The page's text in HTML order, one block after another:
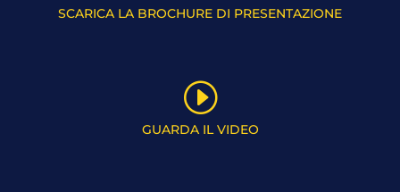
SCARICA LA BROCHURE DI PRESENTAZIONE
I
GUARDA IL VIDEO